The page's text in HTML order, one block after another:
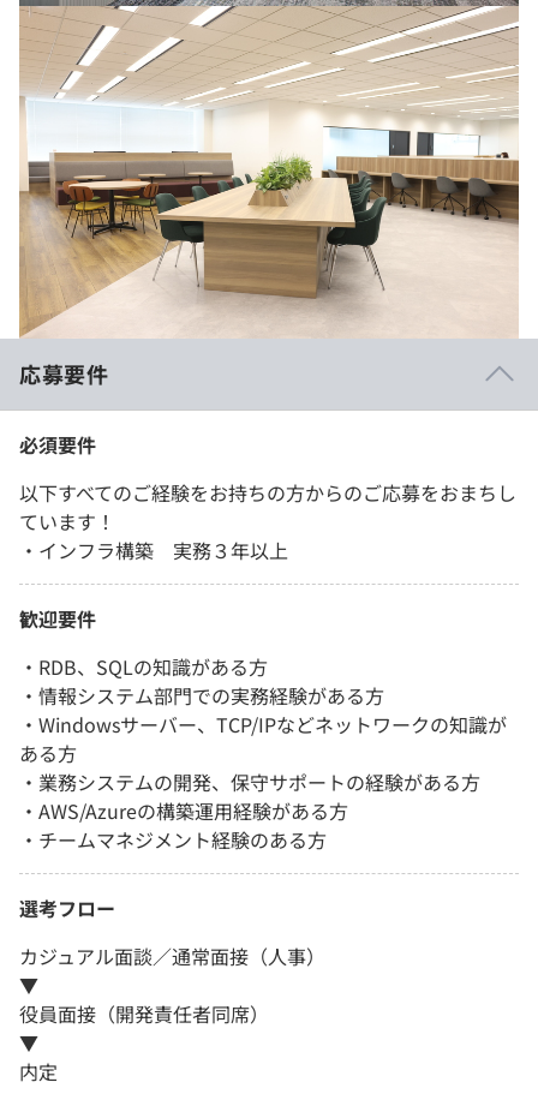
応募要件
必須要件
以下すべてのご経験をお持ちの方からのご応募をおまちし
ています！
・インフラ構築 実務３年以上
歓迎要件
・RDB、SQLの知識がある方
・情報システム部門での実務経験がある方
・Windowsサーバー、TCP/IPなどネットワークの知識が
ある方
・業務システムの開発、保守サポートの経験がある方
・AWS/Azureの構築運用経験がある方
・チームマネジメント経験のある方
選考フロー
カジュアル面談／通常面接（人事）
▼
役員面接（開発責任者同席）
▼
内定